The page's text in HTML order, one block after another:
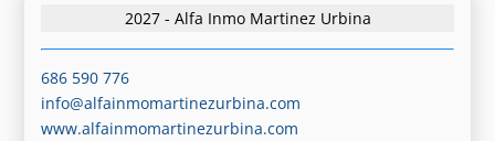
2027 - Alfa Inmo Martinez Urbina
686 590 776
info@alfainmomartinezurbina.com
www.alfainmomartinezurbina.com